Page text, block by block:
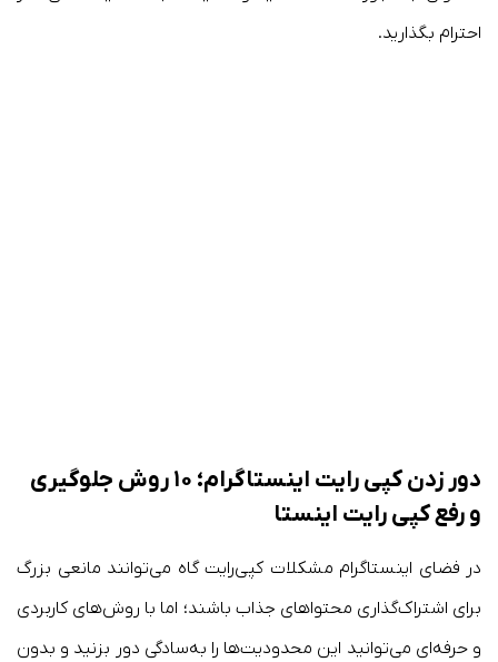
احترام بگذارید.
دور زدن کپی رایت اینستاگرام؛ ۱۰ روش جلوگیری
و رفع کپی رایت اینستا
در فضای اینستاگرام مشکلات کپی‌رایت گاه می‌توانند مانعی بزرگ
برای اشتراک‌گذاری محتواهای جذاب باشند؛ اما با روش‌های کاربردی
و حرفه‌ای می‌توانید این محدودیت‌ها را به‌سادگی دور بزنید و بدون